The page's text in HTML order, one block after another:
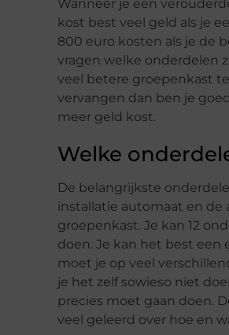
Wanneer je een
kost best veel geld als je
800 euro kosten als je de
vragen welke onderdelen
veel betere groepenkast
vervangen dan ben je
meer geld kost.
Welke
De belangrijkste
installatie automaat en de
groepenkast. Je kan 12
doen. Je kan het best een
moet je op veel
je het zelf sowieso niet
precies moet gaan doen.
veel geleerd over hoe en